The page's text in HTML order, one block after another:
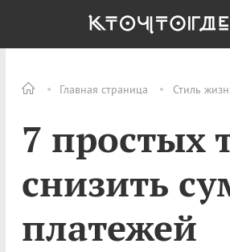
Главная страница Стиль
7 простых
снизить
платежей
ОБЩЕСТВО